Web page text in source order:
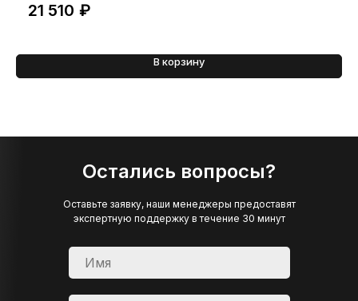
21 510 ₽
В корзину
Остались вопросы?
Оставьте заявку, наши менеджеры предоставят
экспертную поддержку в течение 30 минут